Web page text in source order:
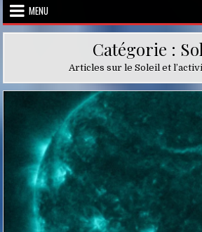
MENU
Catégorie :
Articles sur le Soleil et
Posted